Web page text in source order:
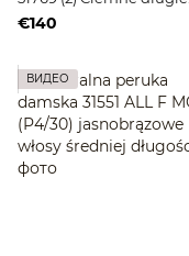
włosy
€140
ВИДЕО